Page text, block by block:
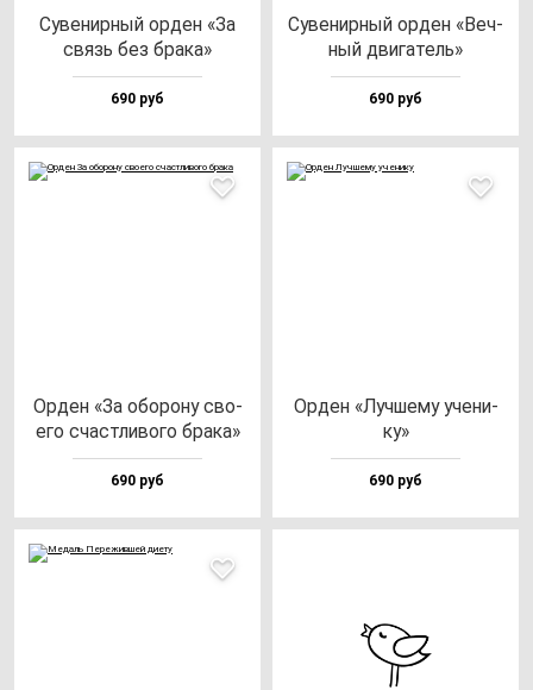
Суве­нир­ный ор­ден «За
связь без бра­ка»
690 руб
Суве­нир­ный ор­ден «Веч­
ный дви­га­тель»
690 руб
Орден «За обо­ро­ну сво­
его счас­тли­во­го бра­ка»
690 руб
Орден «Луч­ше­му уче­ни­
ку»
690 руб